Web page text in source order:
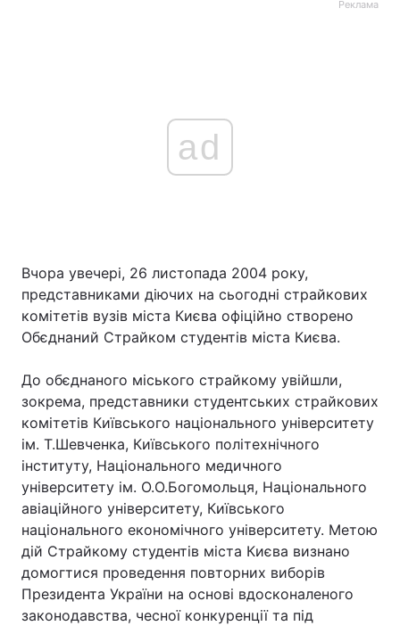
Реклама
ad
Вчора увечері, 26 листопада 2004 року,
представниками діючих на сьогодні страйкових
комітетів вузів міста Києва офіційно створено
Обєднаний Страйком студентів міста Києва.
До обєднаного міського страйкому увійшли,
зокрема, представники студентських страйкових
комітетів Київського національного університету
ім. Т.Шевченка, Київського політехнічного
інституту, Національного медичного
університету ім. О.О.Богомольця, Національного
авіаційного університету, Київського
національного економічного університету. Метою
дій Страйкому студентів міста Києва визнано
домогтися проведення повторних виборів
Президента України на основі вдосконаленого
законодавства, чесної конкуренції та під